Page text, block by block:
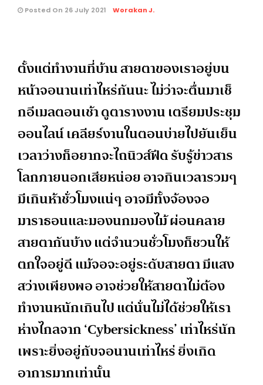
Posted On 26 July 2021 Worakan J.
ตั้งแต่ทำงานที่บ้าน สายตาของเราอยู่บน
หน้าจอนานเท่าไหร่กันนะ ไม่ว่าจะตื่นมาเช็
กอีเมลตอนเช้า ดูตารางงาน เตรียมประชุม
ออนไลน์ เคลียร์งานในตอนบ่ายไปยันเย็น
เวลาว่างก็อยากจะไถนิวส์ฟีด รับรู้ข่าวสาร
โลกภายนอกเสียหน่อย อาจกินเวลารวมๆ
มีเกินห้าชั่วโมงแน่ๆ อาจมีทั้งจ้องจอ
มาราธอนและมองนกมองไม้ ผ่อนคลาย
สายตากันบ้าง แต่จำนวนชั่วโมงก็ชวนให้
ตกใจอยู่ดี แม้จอจะอยู่ระดับสายตา มีแสง
สว่างเพียงพอ อาจช่วยให้สายตาไม่ต้อง
ทำงานหนักเกินไป แต่นั่นไม่ได้ช่วยให้เรา
ห่างไกลจาก ‘Cybersickness’ เท่าไหร่นัก
เพราะยิ่งอยู่กับจอนานเท่าไหร่ ยิ่งเกิด
อาการมากเท่านั้น